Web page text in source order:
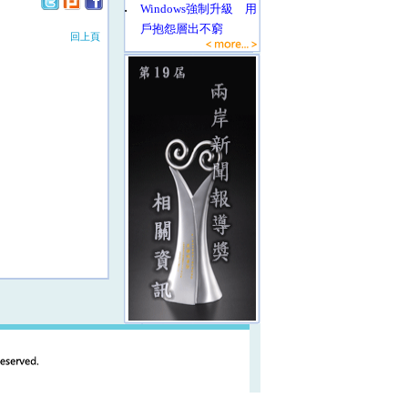
回上頁
‧
Windows強制升級 用
戶抱怨層出不窮